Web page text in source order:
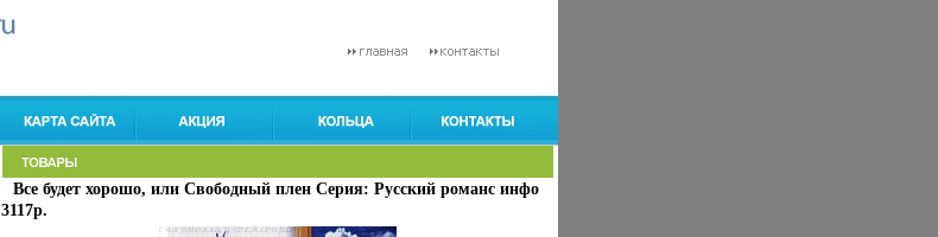
Все будет хорошо, или Свободный плен Серия: Русский романс инфо
3117p.